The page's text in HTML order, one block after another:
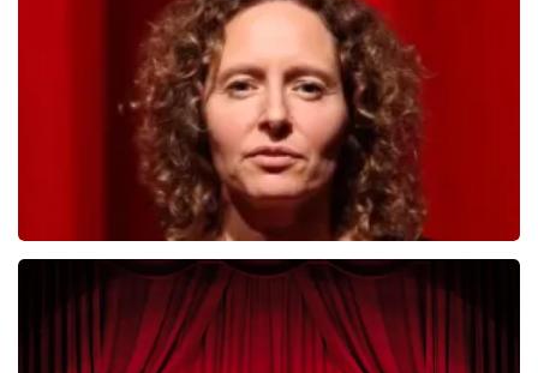
laatste 30 minuten
BESTEL NU
Esther van der Voort
laatste 30 minuten
BESTEL NU